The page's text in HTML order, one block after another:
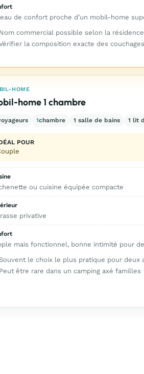
HOME
home 1 chambre
1chambre 1 salle de bains 1 lit
POUR
ou cuisine équipée compacte
privative
mais fonctionnel, bonne intimité pour
le choix le plus pratique pour deux
Peut être rare dans un camping axé familles
de confort proche d’un mobil-home
Nom commercial possible selon la résidence
la composition exacte des couchages